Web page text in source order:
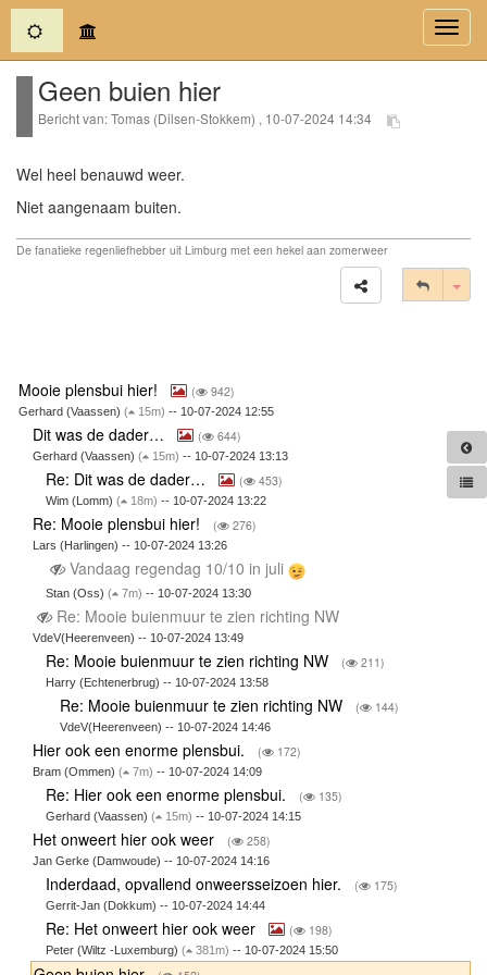
(current)
Geen buien hier
Bericht van: Tomas (Dilsen-Stokkem) , 10-07-2024 14:34
Wel heel benauwd weer.
Niet aangenaam buiten.
De fanatieke regenliefhebber uit Limburg met een hekel aan zomerweer
Mooie plensbui hier! ( 942)
Gerhard (Vaassen) ( 15m) -- 10-07-2024 12:55
Dit was de dader… ( 644)
Gerhard (Vaassen) ( 15m) -- 10-07-2024 13:13
Re: Dit was de dader… ( 453)
Wim (Lomm)( 18m) -- 10-07-2024 13:22
Re: Mooie plensbui hier! ( 276)
Lars (Harlingen) -- 10-07-2024 13:26
Vandaag regendag 10/10 in juli
Stan (Oss)( 7m) -- 10-07-2024 13:30
Re: Mooie buienmuur te zien richting NW
VdeV(Heerenveen) -- 10-07-2024 13:49
Re: Mooie buienmuur te zien richting NW ( 211)
Harry (Echtenerbrug) -- 10-07-2024 13:58
Re: Mooie buienmuur te zien richting NW ( 144)
VdeV(Heerenveen) -- 10-07-2024 14:46
Hier ook een enorme plensbui. ( 172)
Bram (Ommen) ( 7m) -- 10-07-2024 14:09
Re: Hier ook een enorme plensbui. ( 135)
Gerhard (Vaassen)( 15m) -- 10-07-2024 14:15
Het onweert hier ook weer ( 258)
Jan Gerke (Damwoude) -- 10-07-2024 14:16
Inderdaad, opvallend onweersseizoen hier. ( 175)
Gerrit-Jan (Dokkum) -- 10-07-2024 14:44
Re: Het onweert hier ook weer ( 198)
Peter (Wiltz -Luxemburg)( 381m) -- 10-07-2024 15:50